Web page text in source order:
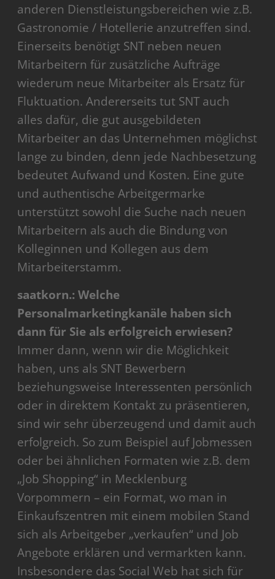
anderen Dienstleistungsbereichen wie z.B.
Gastronomie / Hotellerie anzutreffen sind.
Einerseits benötigt SNT neben neuen
Mitarbeitern für zusätzliche Aufträge
wiederum neue Mitarbeiter als Ersatz für
Fluktuation. Andererseits tut SNT auch
alles dafür, die gut ausgebildeten
Mitarbeiter an das Unternehmen möglichst
lange zu binden, denn jede Nachbesetzung
bedeutet Aufwand und Kosten. Eine gute
und authentische Arbeitgermarke
unterstützt sowohl die Suche nach neuen
Mitarbeitern als auch die Bindung von
Kolleginnen und Kollegen aus dem
Mitarbeiterstamm.
saatkorn.: Welche
Personalmarketingkanäle haben sich
dann für Sie als erfolgreich erwiesen?
Immer dann, wenn wir die Möglichkeit
haben, uns als SNT Bewerbern
beziehungsweise Interessenten persönlich
oder in direktem Kontakt zu präsentieren,
sind wir sehr überzeugend und damit auch
erfolgreich. So zum Beispiel auf Jobmessen
oder bei ähnlichen Formaten wie z.B. dem
„Job Shopping“ in Mecklenburg
Vorpommern – ein Format, wo man in
Einkaufszentren mit einem mobilen Stand
sich als Arbeitgeber „verkaufen“ und Job
Angebote erklären und vermarkten kann.
Insbesondere das Social Web hat sich für